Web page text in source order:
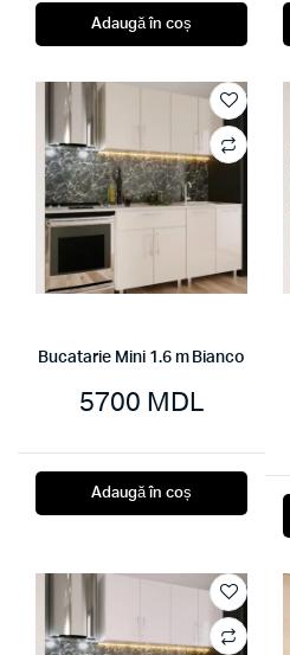
Adaugă în coș
Bucatarie Mini 1.6 m Bianco
5700 MDL
Adaugă în coș